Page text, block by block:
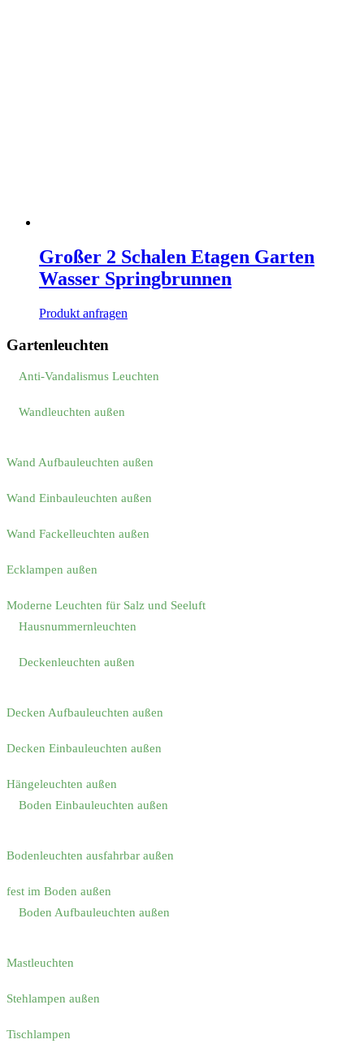
Großer 2 Schalen Etagen Garten
Wasser Springbrunnen
Produkt anfragen
Gartenleuchten
Anti-Vandalismus Leuchten
Wandleuchten außen
Wand Aufbauleuchten außen
Wand Einbauleuchten außen
Wand Fackelleuchten außen
Ecklampen außen
Moderne Leuchten für Salz und Seeluft
Hausnummernleuchten
Deckenleuchten außen
Decken Aufbauleuchten außen
Decken Einbauleuchten außen
Hängeleuchten außen
Boden Einbauleuchten außen
Bodenleuchten ausfahrbar außen
fest im Boden außen
Boden Aufbauleuchten außen
Mastleuchten
Stehlampen außen
Tischlampen